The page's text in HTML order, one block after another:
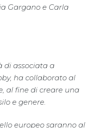
Gargano e Carla
di associata a
ha collaborato al
al fine di creare una
e genere.
europeo saranno al